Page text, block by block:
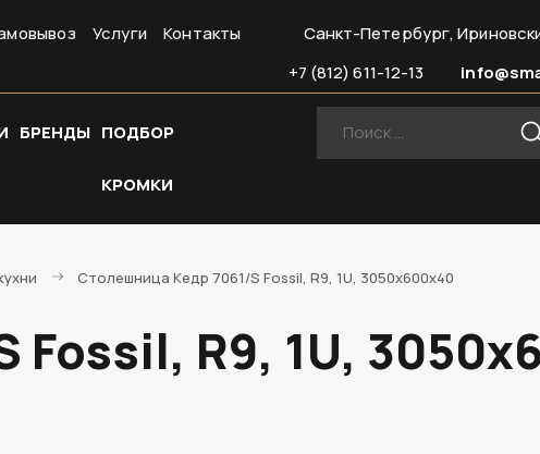
Услуги Контакты
Санкт-Петербург,
+7 (812) 611-12-13
БРЕНДЫ ПОДБОР
КРОМКИ
Столешница Кедр 7061/S Fossil, R9, 1U, 3050х600х40
R9, 1U,